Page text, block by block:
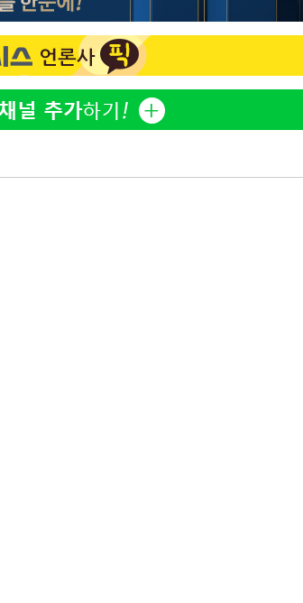
틀 만에 발견"
2
재는 내부 지침 준
3
김지수, '여행사 대
니…"
4